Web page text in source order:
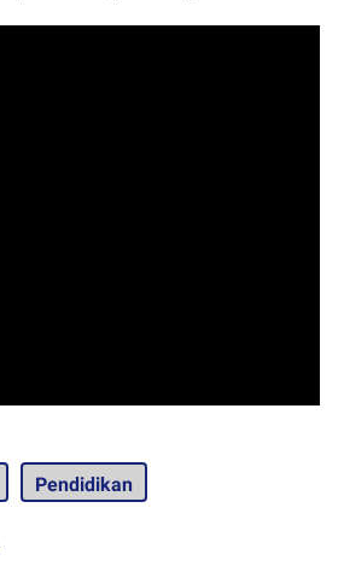
Pendidikan